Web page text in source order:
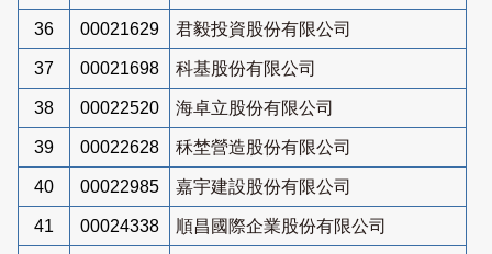
36 00021629 君毅投資股份有限公司
37 00021698 科基股份有限公司
38 00022520 海卓立股份有限公司
39 00022628 秝埜營造股份有限公司
40 00022985 嘉宇建設股份有限公司
41 00024338 順昌國際企業股份有限公司